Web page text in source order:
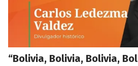
“Bolivia, Bolivia, Bolivia,